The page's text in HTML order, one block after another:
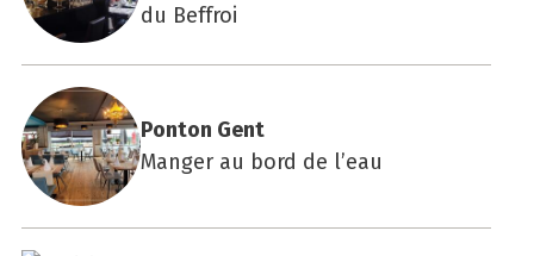
du Beffroi
Pon­ton Gent
Manger au bord de l’eau